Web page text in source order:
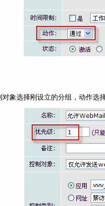
象选择刚设立的分组，动作选